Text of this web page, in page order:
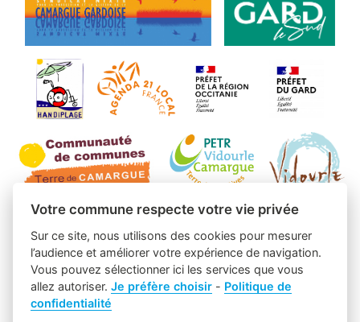
Votre commune respecte votre vie privée
Sur ce site, nous utilisons des cookies pour mesurer
l’audience et améliorer votre expérience de navigation.
Vous pouvez sélectionner ici les services que vous
allez autoriser.Je préfère choisir - Politique de
confidentialité